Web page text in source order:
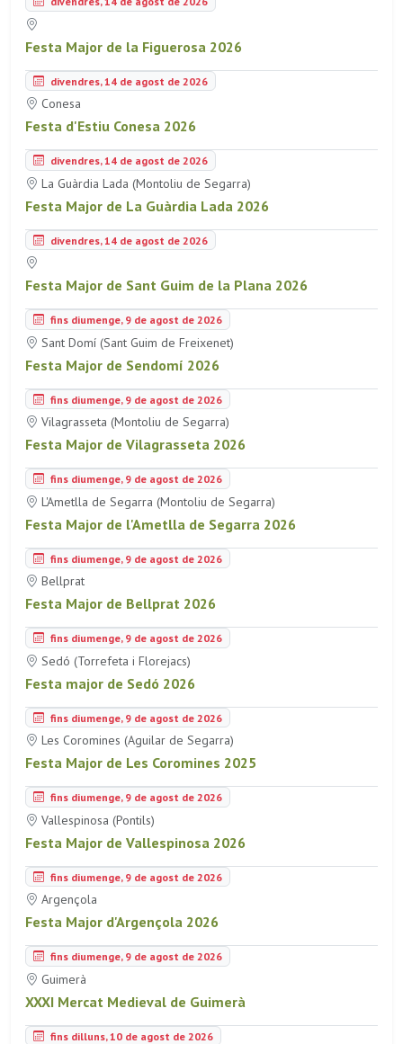
Festa Major de la Figuerosa 2026
divendres, 14 de agost de 2026
Conesa
Festa d'Estiu Conesa 2026
divendres, 14 de agost de 2026
La Guàrdia Lada (Montoliu de Segarra)
Festa Major de La Guàrdia Lada 2026
divendres, 14 de agost de 2026
Festa Major de Sant Guim de la Plana 2026
fins diumenge, 9 de agost de 2026
Sant Domí (Sant Guim de Freixenet)
Festa Major de Sendomí 2026
fins diumenge, 9 de agost de 2026
Vilagrasseta (Montoliu de Segarra)
Festa Major de Vilagrasseta 2026
fins diumenge, 9 de agost de 2026
L'Ametlla de Segarra (Montoliu de Segarra)
Festa Major de l'Ametlla de Segarra 2026
fins diumenge, 9 de agost de 2026
Bellprat
Festa Major de Bellprat 2026
fins diumenge, 9 de agost de 2026
Sedó (Torrefeta i Florejacs)
Festa major de Sedó 2026
fins diumenge, 9 de agost de 2026
Les Coromines (Aguilar de Segarra)
Festa Major de Les Coromines 2025
fins diumenge, 9 de agost de 2026
Vallespinosa (Pontils)
Festa Major de Vallespinosa 2026
fins diumenge, 9 de agost de 2026
Argençola
Festa Major d'Argençola 2026
fins diumenge, 9 de agost de 2026
Guimerà
XXXI Mercat Medieval de Guimerà
fins dilluns, 10 de agost de 2026